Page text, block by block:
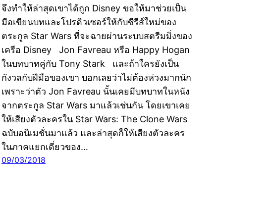
จึงทำให้ล่าสุดเขาได้ถูก Disney ขอให้มาช่วยเป็น
มือเขียนบทและโปรดิวเซอร์ให้กับซีรีส์ใหม่ของ
ตระกูล Star Wars ที่จะฉายผ่านระบบสตรีมมิ่งของ
เครือ Disney Jon Favreau หรือ Happy Hogan
ในบทบาทคู่กับ Tony Stark และถ้าใครยังเป็น
กังวลกับฝีมือของเขา บอกเลยว่าไม่ต้องห่วงมากนัก
เพราะว่าตัว Jon Favreau นั้นเคยมีบทบาทในหนัง
จากตระกูล Star Wars มาแล้วเช่นกัน โดยเขาเคย
ให้เสียงตัวละครใน Star Wars: The Clone Wars
ฉบับอนิเมชั่นมาแล้ว และล่าสุดก็ให้เสียงตัวละคร
ในภาคแยกเดี่ยวของ…
09/03/2018